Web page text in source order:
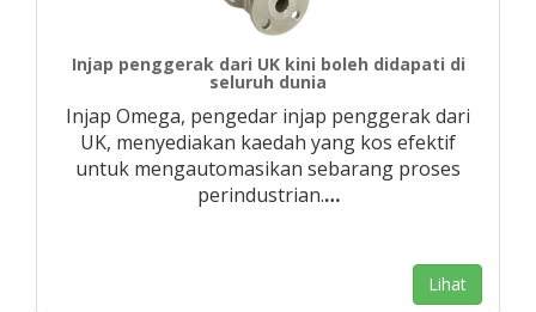
Injap penggerak dari UK kini boleh didapati di
seluruh dunia
Injap Omega, pengedar injap penggerak dari
UK, menyediakan kaedah yang kos efektif
untuk mengautomasikan sebarang proses
perindustrian.…
Lihat